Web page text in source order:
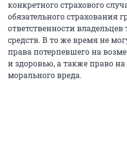
конкретного страхового
обязательного страхования
ответственности
средств. В то же время не
права потерпевшего на
и здоровью, а также право
морального вреда.